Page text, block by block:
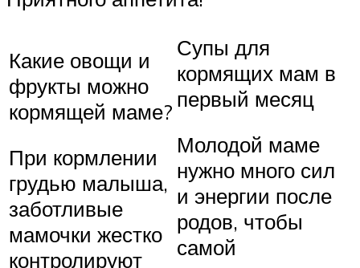
Какие овощи и
фрукты можно
кормящей маме?
При кормлении
грудью малыша,
заботливые
мамочки жестко
контролируют
Супы для
кормящих мам в
первый месяц
Молодой маме
нужно много сил
и энергии после
родов, чтобы
самой